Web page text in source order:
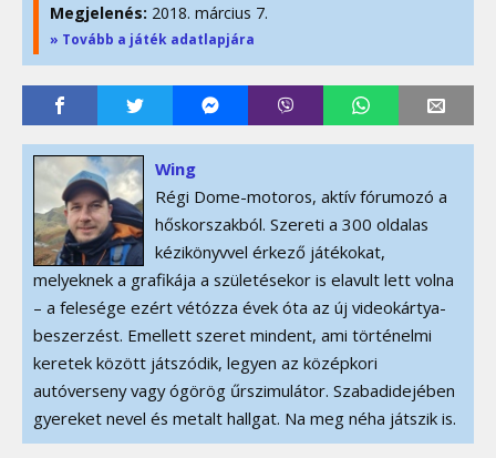
Megjelenés: 2018. március 7.
» Tovább a játék adatlapjára
Wing
Régi Dome-motoros, aktív fórumozó a
hőskorszakból. Szereti a 300 oldalas
kézikönyvvel érkező játékokat,
melyeknek a grafikája a születésekor is elavult lett volna
– a felesége ezért vétózza évek óta az új videokártya-
beszerzést. Emellett szeret mindent, ami történelmi
keretek között játszódik, legyen az középkori
autóverseny vagy ógörög űrszimulátor. Szabadidejében
gyereket nevel és metalt hallgat. Na meg néha játszik is.